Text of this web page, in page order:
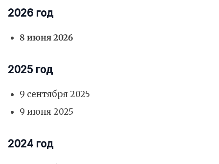
2026 год
8 июня 2026
2025 год
9 сентября 2025
9 июня 2025
2024 год